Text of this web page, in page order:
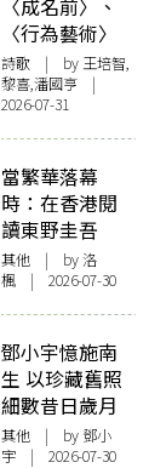
〈成名前〉、
〈行為藝術〉
詩歌 | by 王培智,
黎喜,潘國亨 |
2026-07-31
當繁華落幕
時：在香港閱
讀東野圭吾
其他 | by洛
楓 | 2026-07-30
鄧小宇憶施南
生 以珍藏舊照
細數昔日歲月
其他 | by 鄧小
宇 | 2026-07-30